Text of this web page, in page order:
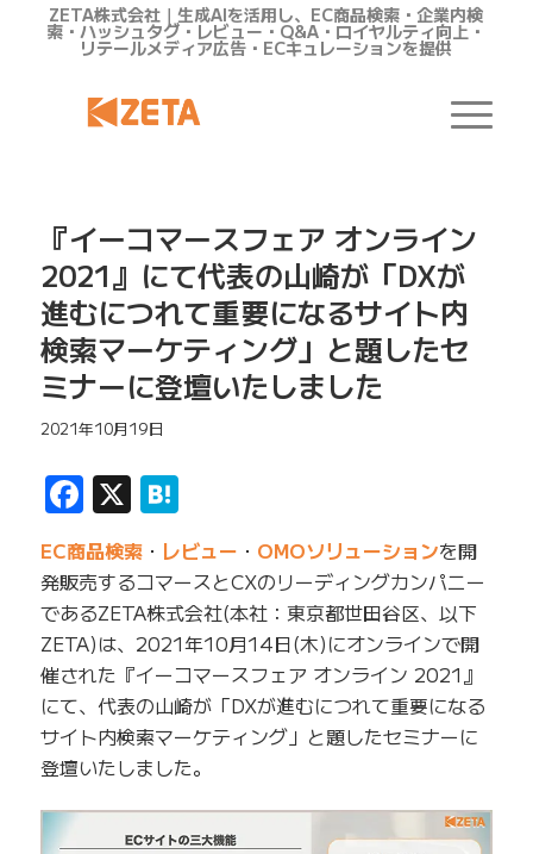
ZETA株式会社｜生成AIを活用し、EC商品検索・企業内検
索・ハッシュタグ・レビュー・Q&A・ロイヤルティ向上・
リテールメディア広告・ECキュレーションを提供
『イーコマースフェア オンライン
2021』にて代表の山崎が「DXが
進むにつれて重要になるサイト内
検索マーケティング」と題したセ
ミナーに登壇いたしました
2021年10月19日
Facebook
X Hatena
EC商品検索・ レビュー ・ OMOソリューションを開
発販売するコマースとCXのリーディングカンパニー
であるZETA株式会社(本社：東京都世田谷区、以下
ZETA)は、2021年10月14日(木)にオンラインで開
催された『イーコマースフェア オンライン 2021』
にて、代表の山崎が「DXが進むにつれて重要になる
サイト内検索マーケティング」と題したセミナーに
登壇いたしました。